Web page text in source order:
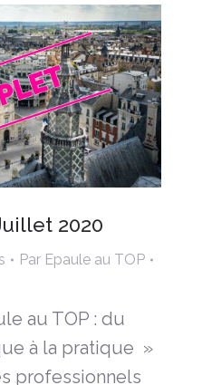
2020
Par Epaule au TOP
au TOP : du
à la pratique »
professionnels